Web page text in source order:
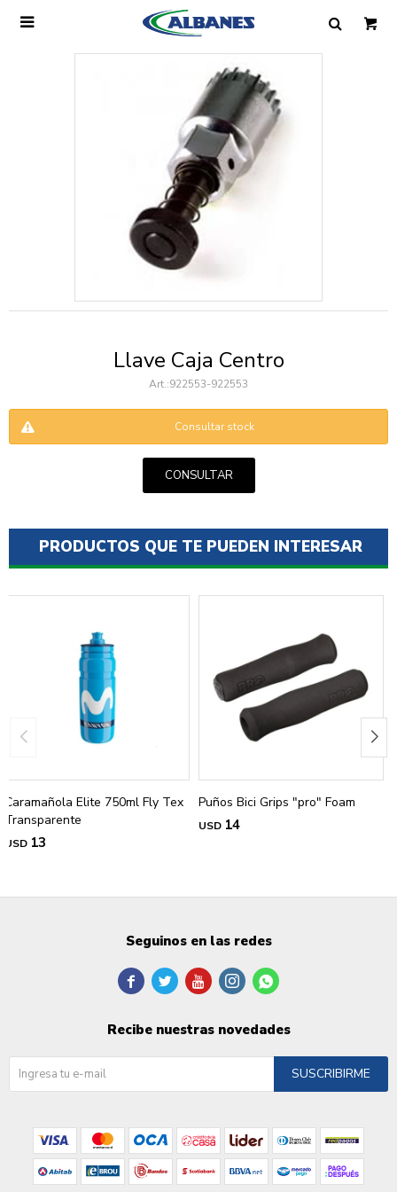

Llave Caja Centro
922553-922553
Consultar stock
CONSULTAR
PRODUCTOS QUE TE PUEDEN INTERESAR
Caramañola Elite 750ml Fly Tex
Transparente
USD 13
Puños Bici Grips "pro" Foam
USD 14
Ingresa tus datos y te informaremos cuando
tengamos stock disponible.
Seguinos en las redes
    
Recibe nuestras novedades
SUSCRIBIRME